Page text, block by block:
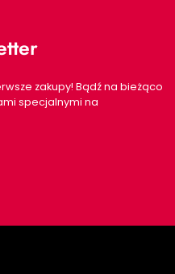
zakupy! Bądź na bieżąco
specjalnymi na